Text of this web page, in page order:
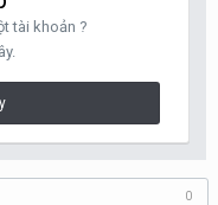
tài khoản ?
0